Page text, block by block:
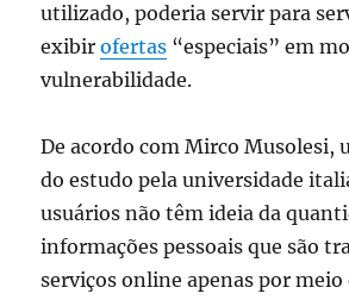
utilizado, poderia servir para
exibirofertas “especiais” em
vulnerabilidade.
De acordo com Mirco Musolesi,
do estudo pela universidade
usuários não têm ideia da
informações pessoais que são
serviços online apenas por meio